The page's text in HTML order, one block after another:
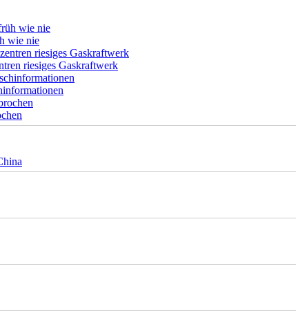
wie nie
riesiges Gaskraftwerk